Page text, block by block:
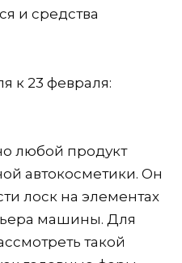
и средства
любой продукт
автокосметики. Он
лоск на элементах
машины. Для
такой